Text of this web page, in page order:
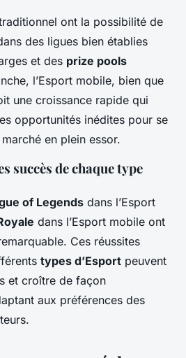
ont la possibilité de
des ligues bien établies
et des prize pools
l’Esport mobile, bien que
une croissance rapide qui
opportunités inédites pour se
en plein essor.
succès de chaque type
of Legends dans l’Esport
dans l’Esport mobile ont
Ces réussites
types d’Esport peuvent
et croître de façon
aux préférences des